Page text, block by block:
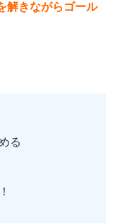
解きながらゴール
る